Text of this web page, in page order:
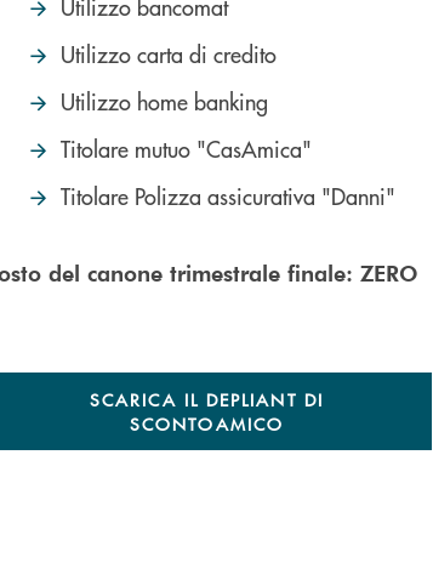
Utilizzo bancomat
Utilizzo carta di credito
Utilizzo home banking
Titolare mutuo "CasAmica"
Titolare Polizza assicurativa "Danni"
del canone trimestrale finale: ZERO
SCARICA IL DEPLIANT DI
SCONTOAMICO